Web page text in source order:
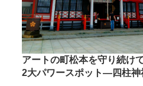
アートの町松本を守り続け
2大パワースポット―四柱神